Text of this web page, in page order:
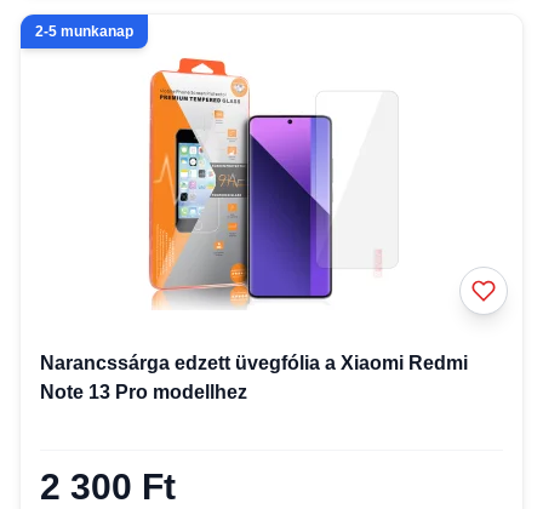
2-5 munkanap
Narancssárga edzett üvegfólia a Xiaomi Redmi
Note 13 Pro modellhez
2 300 Ft